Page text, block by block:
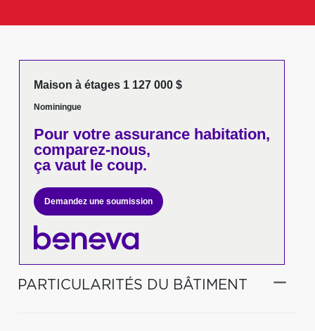
Maison à étages 1 127 000 $
Nominingue
Pour votreassurance habitation,
comparez-nous,
ça vaut le coup.
Demandez une soumission
PARTICULARITÉS DU BÂTIMENT